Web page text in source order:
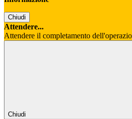
Chiudi
Attendere...
Attendere il completamento
Chiudi